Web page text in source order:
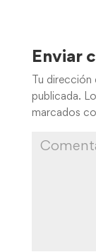
Enviar
Tu
publicada.
marcados